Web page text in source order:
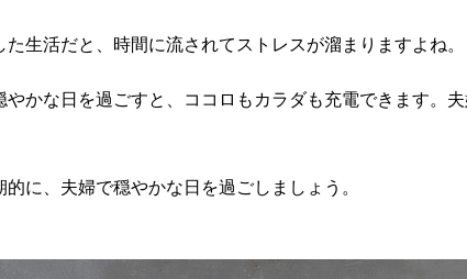
生活だと、時間に流されてストレスが溜まりますよね。
やかな日を過ごすと、ココロもカラダも充電できます。
に、夫婦で穏やかな日を過ごしましょう。